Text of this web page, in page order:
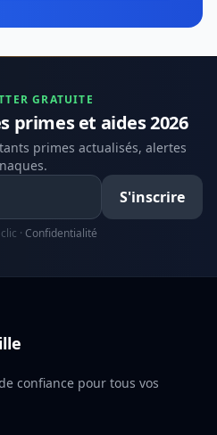
GRATUITE
primes et aides 2026
primes actualisés, alertes
S'inscrire
· Confidentialité
confiance pour tous vos